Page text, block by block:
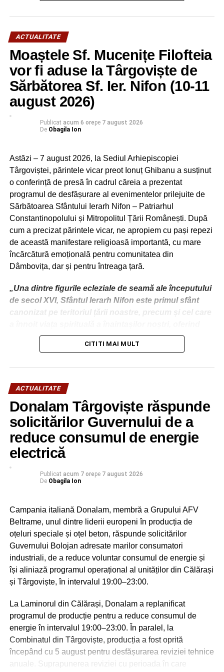
ACTUALITATE
Moaștele Sf. Mucenițe Filofteia
vor fi aduse la Târgoviște de
Sărbătorea Sf. Ier. Nifon (10-11
august 2026)
Publicat acum 6 orepe 7 august 2026
De Obagila Ion
Astăzi – 7 august 2026, la Sediul Arhiepiscopiei
Târgoviștei, părintele vicar preot Ionuț Ghibanu a susținut
o conferință de presă în cadrul căreia a prezentat
programul de desfășurare al evenimentelor prilejuite de
Sărbătoarea Sfântului Ierarh Nifon – Patriarhul
Constantinopolului și Mitropolitul Țării Românești. După
cum a precizat părintele vicar, ne apropiem cu pași repezi
de această manifestare religioasă importantă, cu mare
încărcătură emoțională pentru comunitatea din
Dâmbovița, dar și pentru întreaga țară.
„Una dintre figurile ecleziale de seamă ale începutului
de secol XVI, Sfântul Ierarh Nifon este primul sfânt
canonizat pe teritoriul țării noastre, precum și cel care
premisele marii dezvoltări culturale din deceniile ce au
urmat păstoririi sale.
Numele său este strâns legat de utilizarea tiparului, cel
mai nou mijloc de comunicare al acelei epoci, pe care
l-a promovat cu viziune și curaj, precum și de
formarea spirituală a Sf. Voievod Neagoe Basarab,
ucenicul său cel mai cunoscut, model peste timp
pentru tineri și pentru cei chemați să conducă
societatea și țara.
Sărbătoarea Sf. Ier. Nifon, care se va desfășura în
zilele de 10 și 11 august 2026, va fi coordonată de
precizat părintele vicar al Arhiepiscopiei Târgoviștei,
preotul Ionuț Ghibanu.
Evenimentele vor debuta luni, 10 august, la ora 17:00, cu
slujba Vecerniei, săvârșită pe un podium special
amenajat lângă Catedrala Mitropolitană din Târgoviște.
La finalul sfintei slujbe, IPS Nifon – Arhiepiscopul și
primele locuri la etapa județeană a Olimpiadei Naționale
de Religie și a Olimpiadei Naționale Interdisciplinare
„Cultură și spiritualitate românească”, împreună cu
profesorii coordonatori.
CITITI MAI MULT
ACTUALITATE
Donalam Târgoviște răspunde
solicitărilor Guvernului de a
reduce consumul de energie
electrică
Publicat acum 7 orepe 7 august 2026
De Obagila Ion
Campania italiană Donalam, membră a Grupului AFV
Beltrame, unul dintre liderii europeni în producția de
oțeluri speciale și oțel beton, răspunde solicitărilor
Guvernului Bolojan adresate marilor consumatori
industriali, de a reduce voluntar consumul de energie și
își aliniază programul operațional al unităților din Călărași
și Târgoviște, în intervalul 19:00–23:00.
La Laminorul din Călărași, Donalam a replanificat
programul de producție pentru a reduce consumul de
energie în intervalul 19:00–23:00. În paralel, la
Combinatul din Târgoviște, producția a fost oprită
începând cu 5 august pentru desfășurarea reviziei tehnice
anuale. Suprapunerea reviziei cu perioada în care